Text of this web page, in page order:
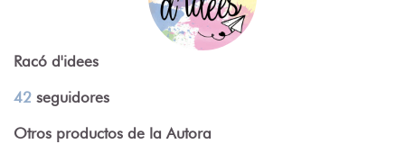
Racó d'idees
42 seguidores
Otros productos de la Autora